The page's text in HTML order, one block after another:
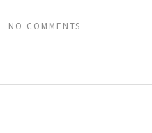
NO COMMENTS